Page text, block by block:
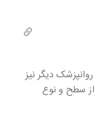
دیگر نیز
سطح و نوع